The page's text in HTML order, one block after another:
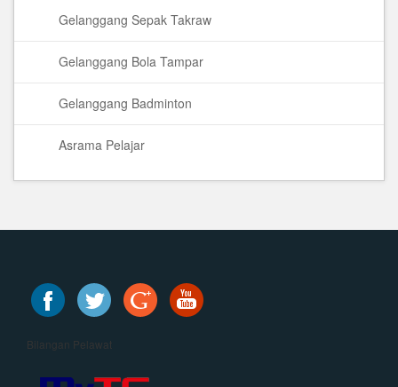
Gelanggang Sepak Takraw
Gelanggang Bola Tampar
Gelanggang Badminton
Asrama Pelajar
Bilangan Pelawat